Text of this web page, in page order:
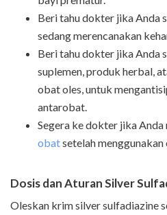
Beri tahu dokter jika Anda
sedang merencanakan
Beri tahu dokter jika Anda
suplemen, produk herbal,
obat oles, untuk
antarobat.
Segera ke dokter jika Anda
obatsetelah
Dosis dan Aturan Silver
Oleskan krim silver sulfadiazine